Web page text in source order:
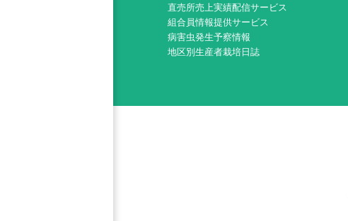
直売所売上実績配信サービス
組合員情報提供サービス
病害虫発生予察情報
地区別生産者栽培日誌